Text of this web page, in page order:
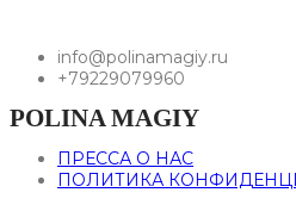
info@polinamagiy.ru
+79229079960
POLINA MAGIY
ПРЕССА О НАС
ПОЛИТИКА